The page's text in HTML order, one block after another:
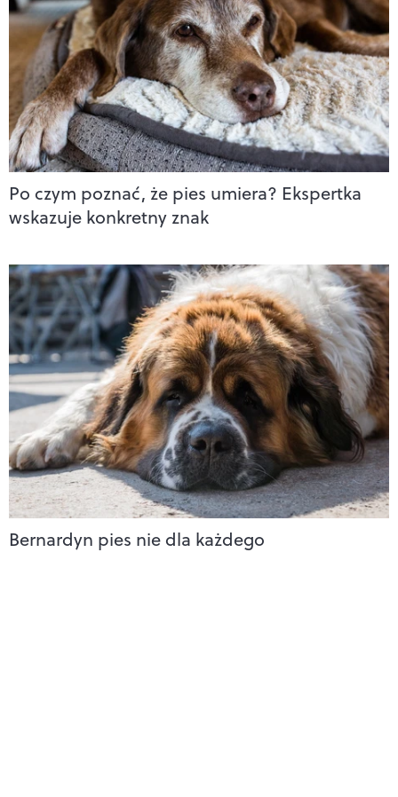
Po czym poznać, że pies umiera? Ekspertka
wskazuje konkretny znak
Bernardyn pies nie dla każdego